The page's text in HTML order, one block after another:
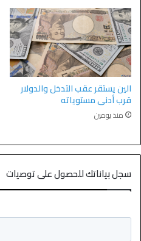
الين يستقر عقب التدخل والدولار
قرب أدنى مستوياته
منذ يومين
سجل بياناتك للحصول على توصيات